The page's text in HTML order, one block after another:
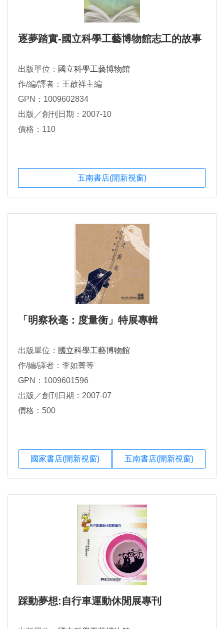
逐夢踏實-國立科學工藝博物館志工的故事
出版單位： 國立科學工藝博物館
作/編/譯者：王啟祥主編
GPN：1009602834
出版／創刊日期：2007-10
價格：110
五南書店(開新視窗)
「明察秋毫：度量衡」特展專輯
出版單位： 國立科學工藝博物館
作/編/譯者：李如菁等
GPN：1009601596
出版／創刊日期：2007-07
價格：500
國家書店(開新視窗) 五南書店(開新視窗)
踩動夢想:自行車運動休閒展專刊